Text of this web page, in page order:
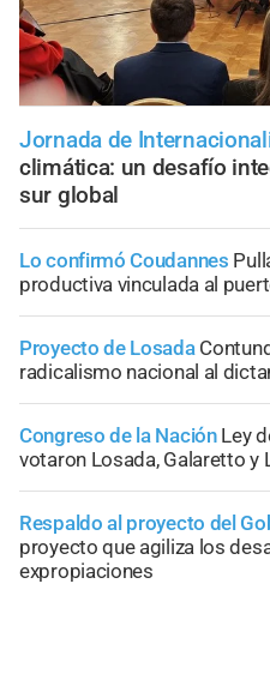
Jornada de
climática: un desafío
sur global
Lo confirmó Coudannes
productiva vinculada al
Proyecto de Losada
radicalismo nacional al
Congreso de la Nación Ley
votaron Losada, Galaretto y
Respaldo al proyecto del
proyecto que agiliza los
expropiaciones